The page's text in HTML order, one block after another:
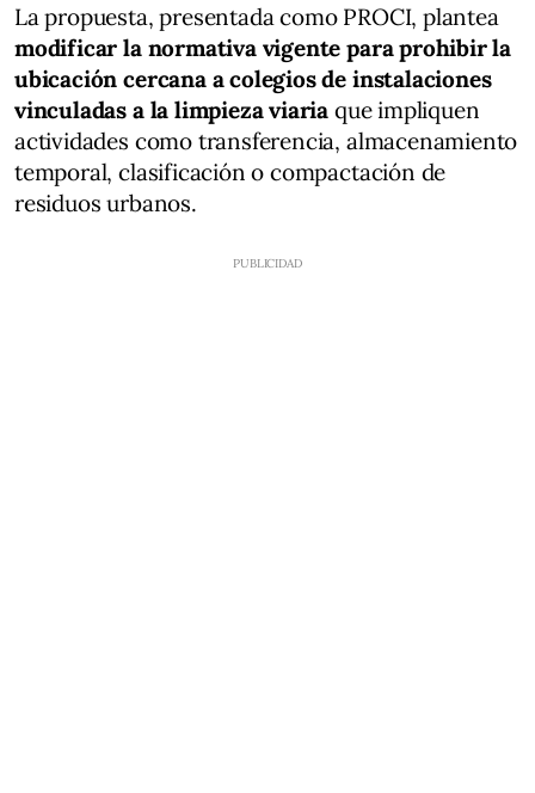
La propuesta, presentada como PROCI, plantea
modificar la normativa vigente para prohibir la
ubicación cercana a colegios de instalaciones
vinculadas a la limpieza viaria que impliquen
actividades como transferencia, almacenamiento
temporal, clasificación o compactación de
residuos urbanos.